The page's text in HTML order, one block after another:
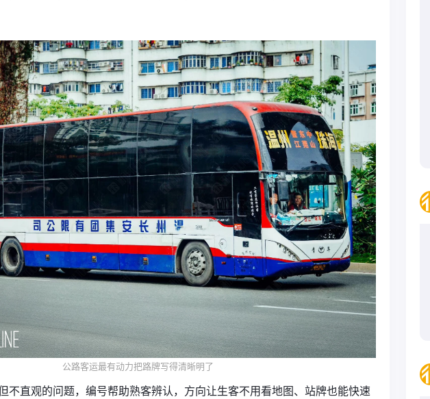
公路客运最有动力把路牌写得清晰明了
不直观的问题，编号帮助熟客辨认，方向让生客不用看地图、站牌也能快速